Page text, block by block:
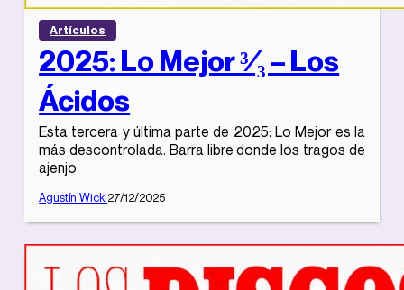
Artículos
2025: Lo Mejor ³⁄₃ – Los
Ácidos
Esta tercera y última parte de 2025: Lo Mejor es la
más descontrolada. Barra libre donde los tragos de
ajenjo
Agustín Wicki27/12/2025